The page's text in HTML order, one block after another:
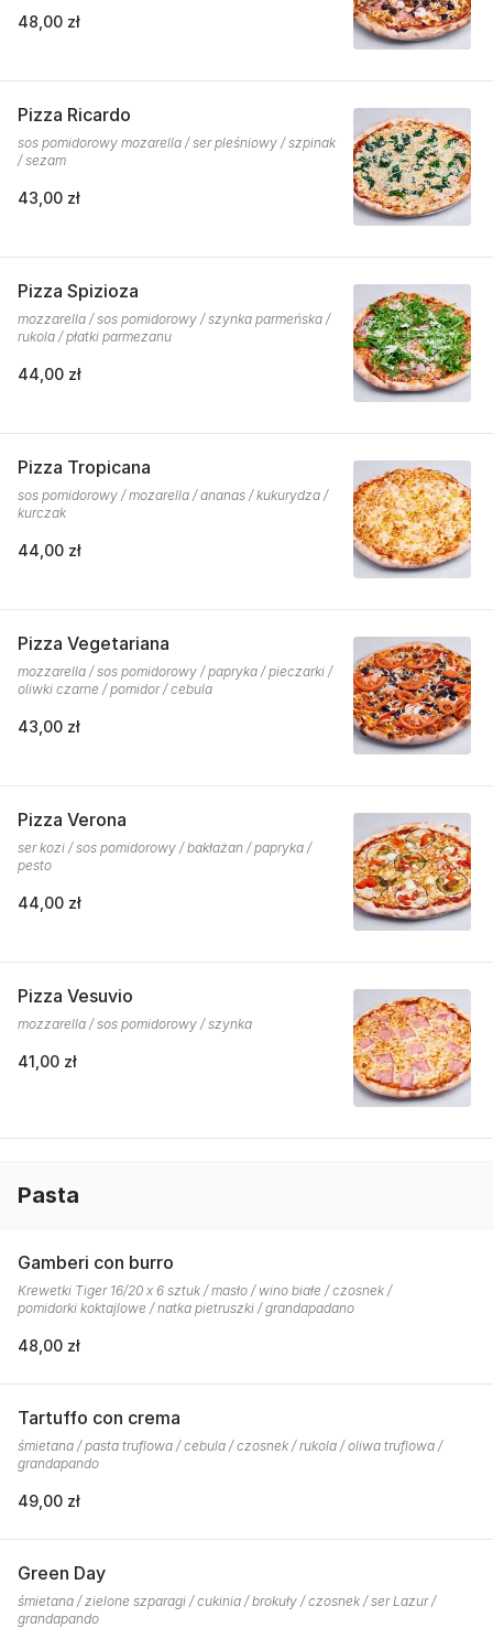
48,00 zł
Pizza Ricardo
sos pomidorowy mozarella / ser pleśniowy / szpinak
/ sezam
43,00 zł
Pizza Spizioza
mozzarella / sos pomidorowy / szynka parmeńska /
rukola / płatki parmezanu
44,00 zł
Pizza Tropicana
sos pomidorowy / mozarella / ananas / kukurydza /
kurczak
44,00 zł
Pizza Vegetariana
mozzarella / sos pomidorowy / papryka / pieczarki /
oliwki czarne / pomidor / cebula
43,00 zł
Pizza Verona
ser kozi / sos pomidorowy / bakłażan / papryka /
pesto
44,00 zł
Pizza Vesuvio
mozzarella / sos pomidorowy / szynka
41,00 zł
Pasta
Gamberi con burro
Krewetki Tiger 16/20 x 6 sztuk / masło / wino białe / czosnek /
pomidorki koktajlowe / natka pietruszki / grandapadano
48,00 zł
Tartuffo con crema
śmietana / pasta truflowa / cebula / czosnek / rukola / oliwa truflowa /
grandapando
49,00 zł
Green Day
śmietana / zielone szparagi / cukinia / brokuły / czosnek / ser Lazur /
grandapando